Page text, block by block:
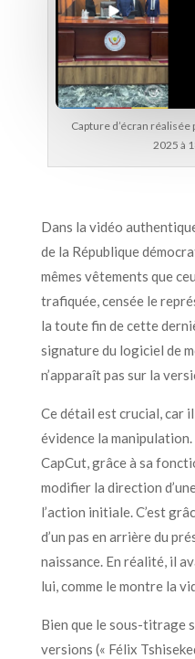
Capture d’écran réalisée
2025 à
Dans la vidéo
de la République
mêmes vêtements que
trafiquée, censée le
la toute fin de cette
signature du logiciel de
n’apparaît pas sur la
Ce détail est crucial, car
évidence la
CapCut, grâce à sa
modifier la direction
l’action initiale. C’est
d’un pas en arrière du
naissance. En réalité, il
lui, comme le montre la
Bien que le sous-titrage
versions (« Félix